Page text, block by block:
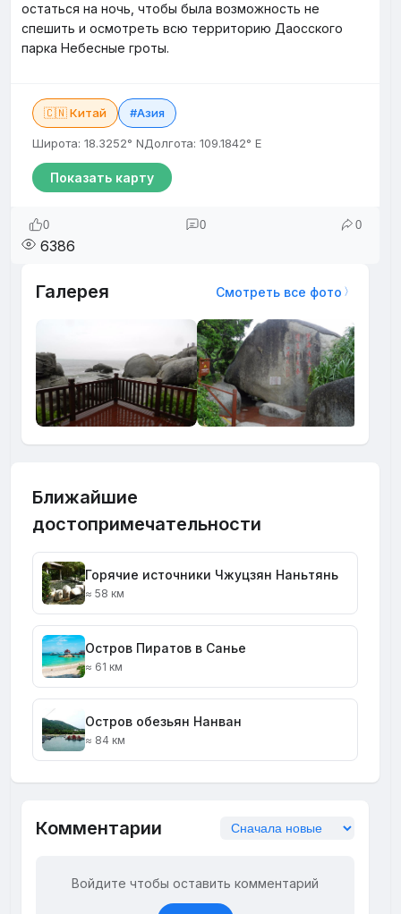
остаться на ночь, чтобы была возможность не
спешить и осмотреть всю территорию Даосского
парка Небесные гроты.
🇨🇳 Китай #Азия
Широта: 18.3252° NДолгота: 109.1842° E
Показать карту
0 0 0
6386
Галерея Смотреть все фото
Ближайшие
достопримечательности
Горячие источники Чжуцзян Наньтянь
≈ 58 км
Остров Пиратов в Санье
≈ 61 км
Остров обезьян Нанван
≈ 84 км
Комментарии
Войдите чтобы оставить комментарий